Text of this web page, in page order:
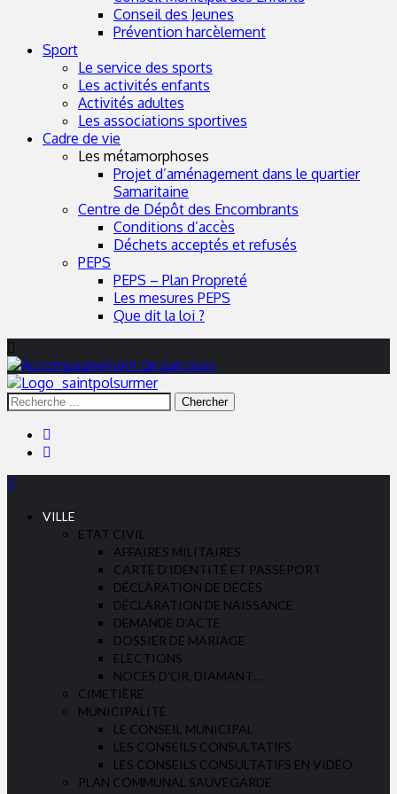
Conseil des Jeunes
Prévention harcèlement
Sport
Le service des sports
Les activités enfants
Activités adultes
Les associations sportives
Cadre de vie
Les métamorphoses
Projet d’aménagement dans le quartier
Samaritaine
Centre de Dépôt des Encombrants
Conditions d’accès
Déchets acceptés et refusés
PEPS
PEPS – Plan Propreté
Les mesures PEPS
Que dit la loi ?
Portail officiel – Commune de Saint Pol sur Mer
Rechercher
VILLE
ETAT CIVIL
AFFAIRES MILITAIRES
CARTE D’IDENTITÉ ET PASSEPORT
DÉCLARATION DE DÉCÈS
DÉCLARATION DE NAISSANCE
DEMANDE D’ACTE
DOSSIER DE MARIAGE
ELECTIONS
NOCES D’OR, DIAMANT…
CIMETIÈRE
MUNICIPALITÉ
LE CONSEIL MUNICIPAL
LES CONSEILS CONSULTATIFS
LES CONSEILS CONSULTATIFS EN VIDÉO
PLAN COMMUNAL SAUVEGARDE